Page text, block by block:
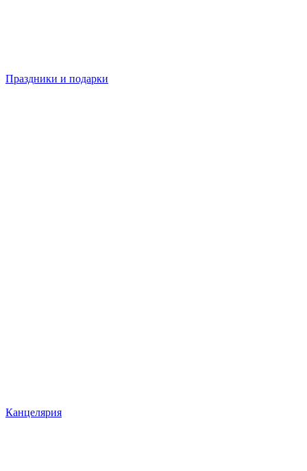
Праздники и подарки
Канцелярия